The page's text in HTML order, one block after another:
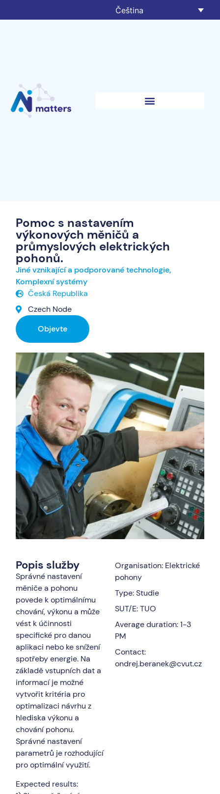
Čeština
Pomoc s nastavením
výkonových měničů a
průmyslových elektrických
pohonů.
Jiné vznikající a podporované technologie,
Komplexní systémy
Česká Republika
Czech Node
Objevte
Popis služby
Správné nastavení
měniče a pohonu
povede k optimálnímu
chování, výkonu a může
vést k účinnosti
specifické pro danou
aplikaci nebo ke snížení
spotřeby energie. Na
základě vstupních dat a
informací je možné
vytvořit kritéria pro
optimalizaci návrhu z
hlediska výkonu a
chování pohonu.
Správné nastavení
parametrů je rozhodující
pro optimální využití.
Expected results:
Organisation: Elektrické
pohony
Type: Studie
SUT/E: TUO
Average duration: 1-3
PM
Contact:
ondrej.beranek@cvut.cz